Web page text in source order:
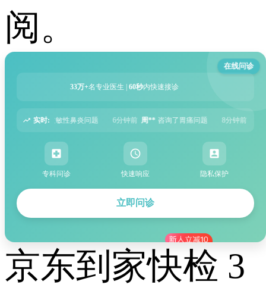
阅。
在线问诊
33万+名专业医生 | 60秒内快速接诊
实时:
6分钟前 周** 咨询了胃痛问题 8分钟前 王** 咨询了头痛问题 12分钟前
专科问诊 快速响应 隐私保护
立即问诊
京东到家快检 3